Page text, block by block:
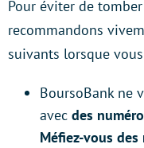
Pour éviter de
recommandons
suivants lorsque
BoursoBank ne
avec des
Méfiez-vous